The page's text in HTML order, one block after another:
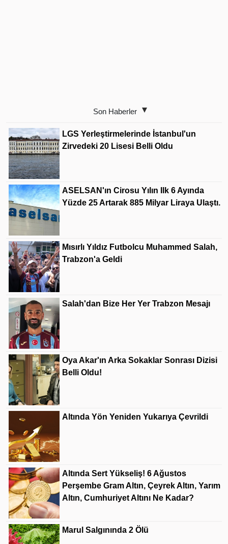
Son Haberler
LGS Yerleştirmelerinde İstanbul'un
Zirvedeki 20 Lisesi Belli Oldu
ASELSAN'ın Cirosu Yılın Ilk 6 Ayında
Yüzde 25 Artarak 885 Milyar Liraya Ulaştı.
Mısırlı Yıldız Futbolcu Muhammed Salah,
Trabzon'a Geldi
Salah'dan Bize Her Yer Trabzon Mesajı
Oya Akar'ın Arka Sokaklar Sonrası Dizisi
Belli Oldu!
Altında Yön Yeniden Yukarıya Çevrildi
Altında Sert Yükseliş! 6 Ağustos
Perşembe Gram Altın, Çeyrek Altın, Yarım
Altın, Cumhuriyet Altını Ne Kadar?
Marul Salgınında 2 Ölü